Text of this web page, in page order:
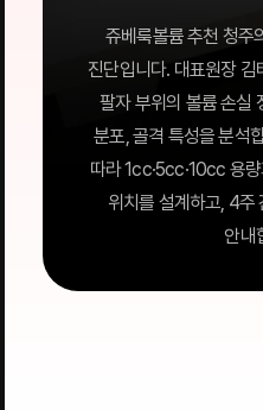
쥬베룩볼륨 추천 청주
진단입니다. 대표원장 김
팔자 부위의 볼륨 손실
분포, 골격 특성을 분석
따라 1cc·5cc·10cc 용
위치를 설계하고, 4
안내